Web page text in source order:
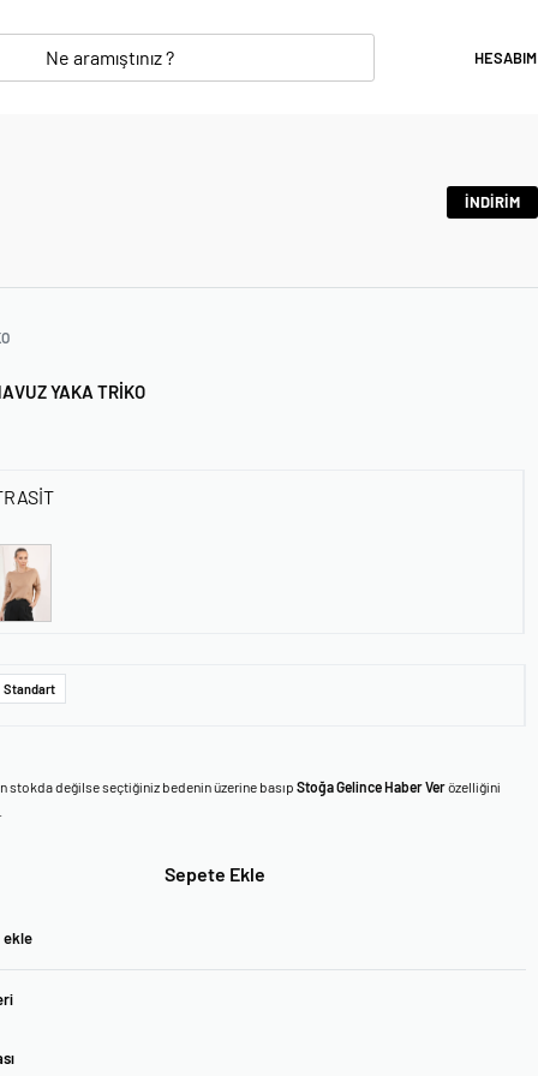
HESABIM
İNDİRİM
YAKA TRIKO
Standart
stokda değilse seçtiğiniz bedenin üzerine basıpStoğa Gelince Haber Verözelliğini
Sepete Ekle
ekle